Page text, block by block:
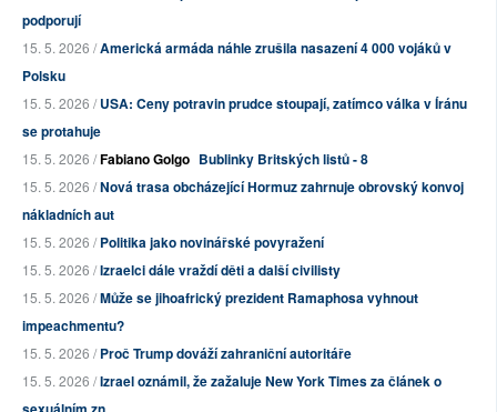
podporují
15. 5. 2026 /Americká armáda náhle zrušila nasazení 4 000 vojáků v
Polsku
15. 5. 2026 /USA: Ceny potravin prudce stoupají, zatímco válka v Íránu
se protahuje
15. 5. 2026 /Fabiano Golgo Bublinky Britských listů - 8
15. 5. 2026 /Nová trasa obcházející Hormuz zahrnuje obrovský konvoj
nákladních aut
15. 5. 2026 /Politika jako novinářské povyražení
15. 5. 2026 /Izraelci dále vraždí děti a další civilisty
15. 5. 2026 /Může se jihoafrický prezident Ramaphosa vyhnout
impeachmentu?
15. 5. 2026 /Proč Trump dováží zahraniční autoritáře
15. 5. 2026 /Izrael oznámil, že zažaluje New York Times za článek o